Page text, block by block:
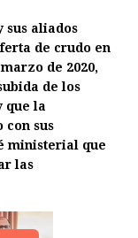
sus aliados
de crudo en
de 2020,
de los
que la
con sus
ministerial que
las